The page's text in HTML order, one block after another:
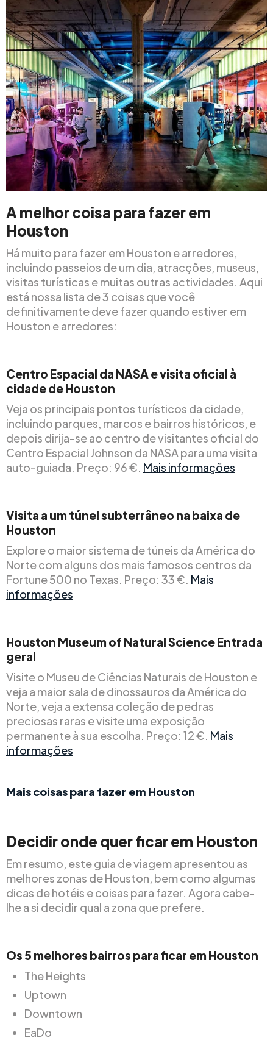
A melhor coisa para fazer em
Houston
Há muito para fazer em Houston e arredores,
incluindo passeios de um dia, atracções, museus,
visitas turísticas e muitas outras actividades. Aqui
está nossa lista de 3 coisas que você
definitivamente deve fazer quando estiver em
Houston e arredores:
Centro Espacial da NASA e visita oficial à
cidade de Houston
Veja os principais pontos turísticos da cidade,
incluindo parques, marcos e bairros históricos, e
depois dirija-se ao centro de visitantes oficial do
Centro Espacial Johnson da NASA para uma visita
auto-guiada. Preço: 96 €. Mais informações
Visita a um túnel subterrâneo na baixa de
Houston
Explore o maior sistema de túneis da América do
Norte com alguns dos mais famosos centros da
Fortune 500 no Texas. Preço: 33 €. Mais
informações
Houston Museum of Natural ScienceEntrada
geral
Visite o Museu de Ciências Naturais de Houston e
veja a maior sala de dinossauros da América do
Norte, veja a extensa coleção de pedras
preciosas raras e visite uma exposição
permanente à sua escolha. Preço: 12 €. Mais
informações
Mais coisas para fazer em Houston
Decidir onde quer ficar em Houston
Em resumo, este guia de viagem apresentou as
melhores zonas de Houston, bem como algumas
dicas de hotéis e coisas para fazer. Agora cabe-
lhe a si decidir qual a zona que prefere.
Os 5 melhores bairros para ficar em Houston
The Heights
Uptown
Downtown
EaDo